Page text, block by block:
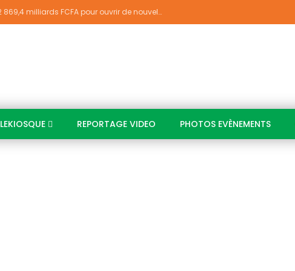
PJGOUV 2026-2030 : 2 869,4 milliards FCFA pour ouvrir de nouvelles perspectives à plus de 5,2 millions de jeunes ivoiriens
LEKIOSQUE REPORTAGE VIDEO PHOTOS EVÈNEMENTS